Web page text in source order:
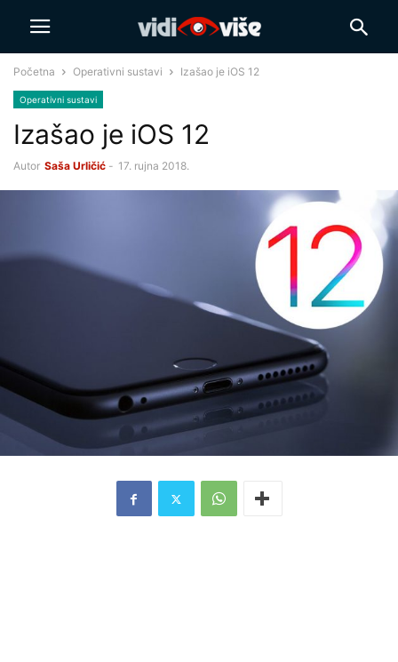
Početna Operativni sustavi Izašao je iOS 12
Operativni sustavi
Izašao je iOS 12
Autor Saša Urličić - 17. rujna 2018.